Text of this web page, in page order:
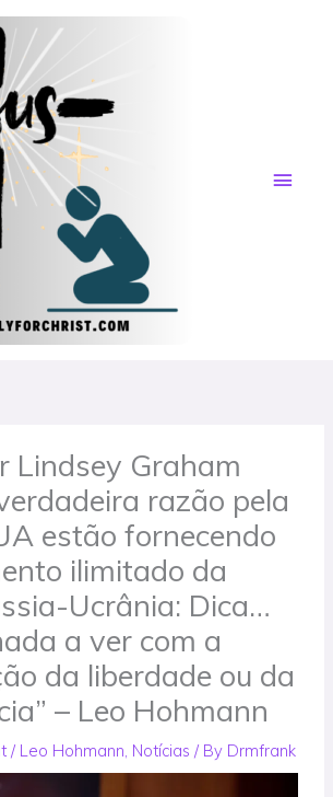
Lindsey Graham
razão pela
estão fornecendo
ilimitado da
Ucrânia: Dica…
a ver com a
da liberdade ou da
– Leo Hohmann
/ Leo Hohmann, Notícias / By Drmfrank